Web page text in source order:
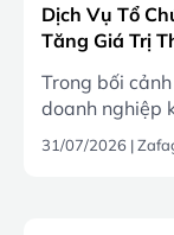
Dịch Vụ Tổ
Tăng Giá Trị
Trong bối
doanh nghiệp
31/07/2026 |